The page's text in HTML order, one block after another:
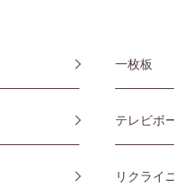
一枚板
テレビボ
リクライ